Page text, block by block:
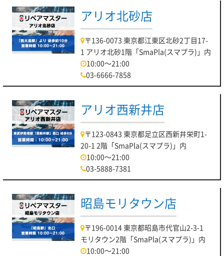
アリオ北砂店
〒136-0073 東京都江東区北砂2丁目17-
1 アリオ北砂1階「SmaPla(スマプラ)」内
10:00～21:00
03-6666-7858
アリオ西新井店
〒123-0843 東京都足立区西新井栄町1-
20-1 2階「SmaPla(スマプラ)」内
10:00～21:00
03-5888-7381
昭島モリタウン店
〒196-0014 東京都昭島市代官山2-3-1
モリタウン2階「SmaPla(スマプラ)」内
10:00～21:00